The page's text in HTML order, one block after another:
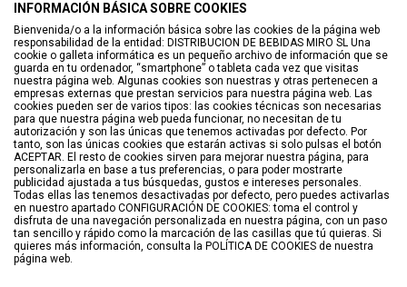
Iniciar sesión
VISTO RECIENTEMENTE
No hay productos
LISTA DE DESEOS
GUARDAR EN LISTA DE DESEOS
Crear
BUSCAR
Haga clic para más productos.
INFORMACIÓN BÁSICA SOBRE COOKIES
Bienvenida/o a la información básica sobre las cookies de la página web
responsabilidad de la entidad: DISTRIBUCION DE BEBIDAS MIRO SL Una
cookie o galleta informática es un pequeño archivo de información que se
guarda en tu ordenador, “smartphone” o tableta cada vez que visitas
nuestra página web. Algunas cookies son nuestras y otras pertenecen a
empresas externas que prestan servicios para nuestra página web. Las
cookies pueden ser de varios tipos: las cookies técnicas son necesarias
para que nuestra página web pueda funcionar, no necesitan de tu
autorización y son las únicas que tenemos activadas por defecto. Por
tanto, son las únicas cookies que estarán activas si solo pulsas el botón
ACEPTAR. El resto de cookies sirven para mejorar nuestra página, para
personalizarla en base a tus preferencias, o para poder mostrarte
publicidad ajustada a tus búsquedas, gustos e intereses personales.
Todas ellas las tenemos desactivadas por defecto, pero puedes activarlas
en nuestro apartado CONFIGURACIÓN DE COOKIES: toma el control y
disfruta de una navegación personalizada en nuestra página, con un paso
tan sencillo y rápido como la marcación de las casillas que tú quieras. Si
quieres más información, consulta la POLÍTICA DE COOKIES de nuestra
página web.